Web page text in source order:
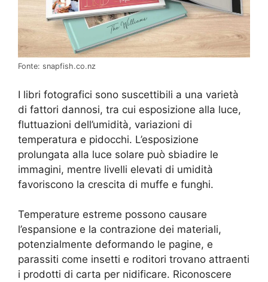
Fonte: snapfish.co.nz
I libri fotografici sono suscettibili a una varietà
di fattori dannosi, tra cui esposizione alla luce,
fluttuazioni dell’umidità, variazioni di
temperatura e pidocchi. L’esposizione
prolungata alla luce solare può sbiadire le
immagini, mentre livelli elevati di umidità
favoriscono la crescita di muffe e funghi.
Temperature estreme possono causare
l’espansione e la contrazione dei materiali,
potenzialmente deformando le pagine, e
parassiti come insetti e roditori trovano attraenti
i prodotti di carta per nidificare. Riconoscere